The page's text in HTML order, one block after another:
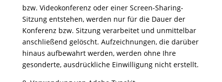
bzw. Videokonferenz oder einer Screen-Sharing-
Sitzung entstehen, werden nur für die Dauer der
Konferenz bzw. Sitzung verarbeitet und unmittelbar
anschließend gelöscht. Aufzeichnungen, die darüber
hinaus aufbewahrt werden, werden ohne Ihre
gesonderte, ausdrückliche Einwilligung nicht erstellt.